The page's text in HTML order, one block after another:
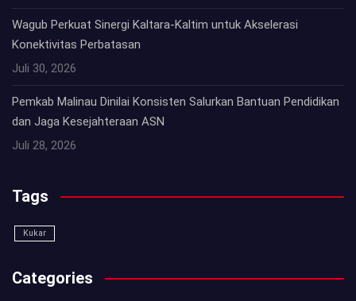
Wagub Perkuat Sinergi Kaltara-Kaltim untuk Akselerasi
Konektivitas Perbatasan
Juli 30, 2026
Pemkab Malinau Dinilai Konsisten Salurkan Bantuan Pendidikan
dan Jaga Kesejahteraan ASN
Juli 28, 2026
Tags
Kukar
Categories